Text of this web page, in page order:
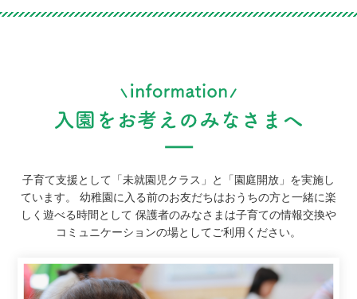
子育て支援として「未就園児クラス」と「園庭開放」を実施し
ています。
幼稚園に入る前のお友だちはおうちの方と一緒に楽
しく遊べる時間として 保護者のみなさまは子育ての情報交換や
コミュニケーションの場としてご利用ください。